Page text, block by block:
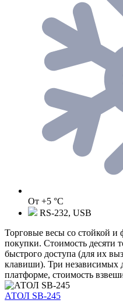
От +5 °C
RS-232, USB
Торговые весы со стойкой и
покупки. Стоимость десяти
быстрого доступа (для их
клавиши). Три независимых
платформе, стоимость
АТОЛ SB-245